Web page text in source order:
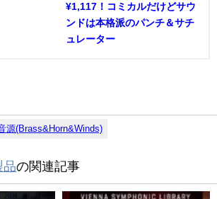
¥1,117！コミカルだけどサウ
ンドは本格派のパンチ＆サチ
ュレーター
源(Brass&Horn&Winds)
品の関連記事